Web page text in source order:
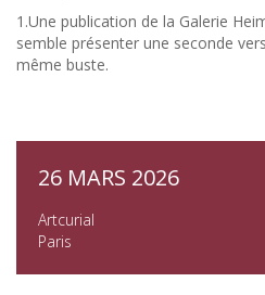
1.Une publication de la Galerie
semble présenter une seconde
même buste.
26 MARS 2026
Artcurial
Paris